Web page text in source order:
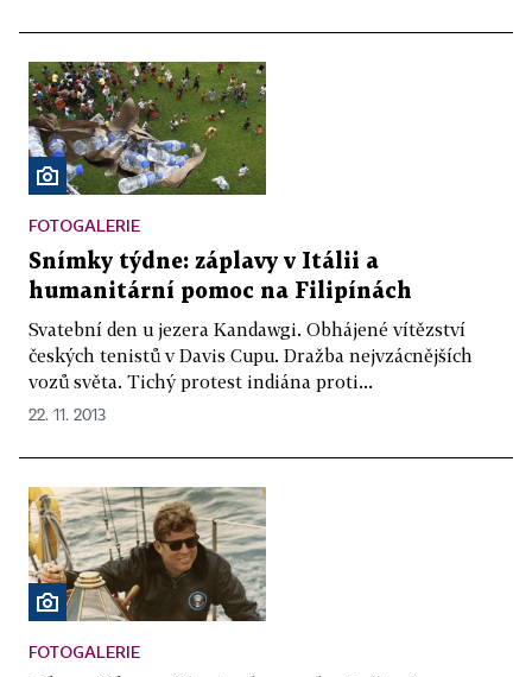
FOTOGALERIE
Snímky týdne: záplavy v Itálii a
humanitární pomoc na Filipínách
Svatební den u jezera Kandawgi. Obhájené vítězství
českých tenistů v Davis Cupu. Dražba nejvzácnějších
vozů světa. Tichý protest indiána proti...
22. 11. 2013
FOTOGALERIE